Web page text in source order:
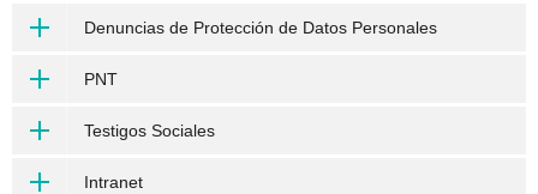
Denuncias de Protección de Datos Personales
PNT
Testigos Sociales
Intranet